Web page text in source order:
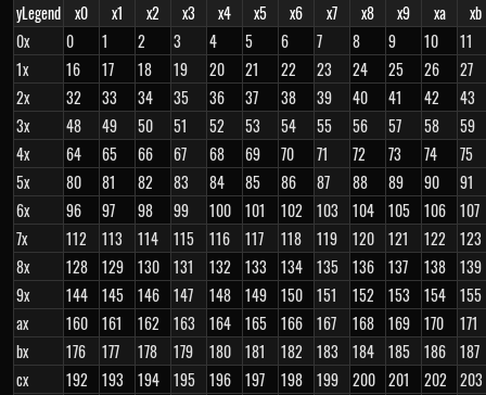
yLegend x0 x1 x2 x3 x4 x5 x6 x7 x8 x9 xa
xb
0x
0 1 2 3 4 5 6 7 8 9 10
11
1x
16 17 18 19 20 21 22 23 24 25 26
27
2x
32 33 34 35 36 37 38 39 40 41 42
43
3x
48 49 50 51 52 53 54 55 56 57 58
59
4x
64 65 66 67 68 69 70 71 72 73 74
75
5x
80 81 82 83 84 85 86 87 88 89 90
91
6x
96 97 98 99 100 101 102 103 104 105 106
107
7x
112 113 114 115 116 117 118 119 120 121 122
123
8x
128 129 130 131 132 133 134 135 136 137 138
139
9x
144 145 146 147 148 149 150 151 152 153 154
155
ax
160 161 162 163 164 165 166 167 168 169 170
171
bx
176 177 178 179 180 181 182 183 184 185 186
187
cx
192 193 194 195 196 197 198 199 200 201 202 203